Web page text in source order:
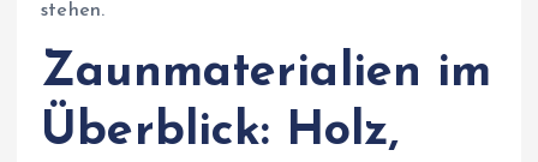
stehen.
Zaunmaterialien im
Überblick: Holz,